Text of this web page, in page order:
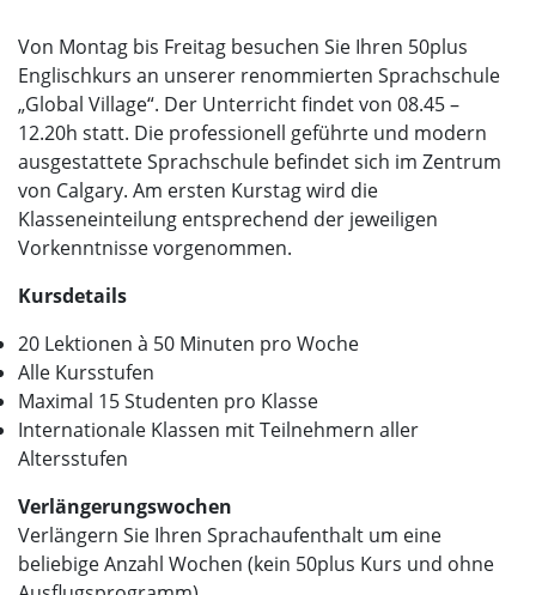
Von Montag bis Freitag besuchen Sie Ihren 50plus
Englischkurs an unserer renommierten Sprachschule
„Global Village“. Der Unterricht findet von 08.45 –
12.20h statt. Die professionell geführte und modern
ausgestattete Sprachschule befindet sich im Zentrum
von Calgary. Am ersten Kurstag wird die
Klasseneinteilung entsprechend der jeweiligen
Vorkenntnisse vorgenommen.
Kursdetails
20 Lektionen à 50 Minuten pro Woche
Alle Kursstufen
Maximal 15 Studenten pro Klasse
Internationale Klassen mit Teilnehmern aller
Altersstufen
Verlängerungswochen
Verlängern Sie Ihren Sprachaufenthalt um eine
beliebige Anzahl Wochen (kein 50plus Kurs und ohne